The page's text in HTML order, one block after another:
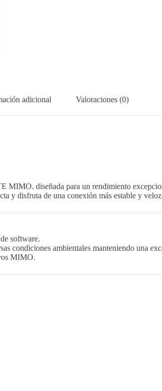
adicional Valoraciones (0)
diseñada para un rendimiento
y disfruta de una conexión más estable y
software.
condiciones ambientales manteniendo una
MIMO.